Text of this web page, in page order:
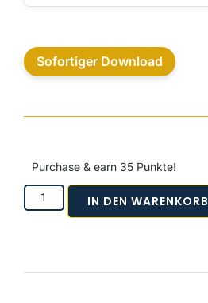
Sofortiger Download
Purchase & earn 35 Punkte!
IN DEN WARENKORB